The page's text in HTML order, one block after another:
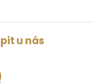
u nás